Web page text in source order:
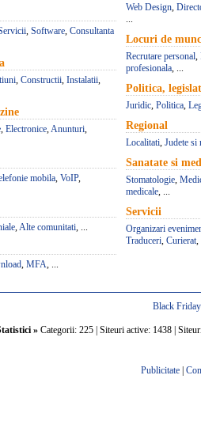
, Software, Consultanta
, Constructii, Instalatii,
, Electronice,Anunturi,
mobila, VoIP,
,Alte comunitati, ...
, MFA, ...
Web Design,
...
Locuri de
Recrutare personal,
profesionala, ...
Politica,
Juridic, Politica,
Regional
Localitati, Judete si
Sanatate si
Stomatologie,
medicale, ...
Servicii
Organizari
Traduceri, Curierat,
Black
»Categorii: 225 | Siteuri active: 1438 |
Publicitate|